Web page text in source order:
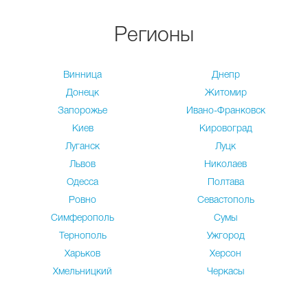
Регионы
Винница
Днепр
Донецк
Житомир
Запорожье
Ивано-Франковск
Киев
Кировоград
Луганск
Луцк
Львов
Николаев
Одесса
Полтава
Ровно
Севастополь
Симферополь
Сумы
Тернополь
Ужгород
Харьков
Херсон
Хмельницкий
Черкасы